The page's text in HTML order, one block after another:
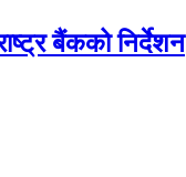
बैंकको निर्देशन